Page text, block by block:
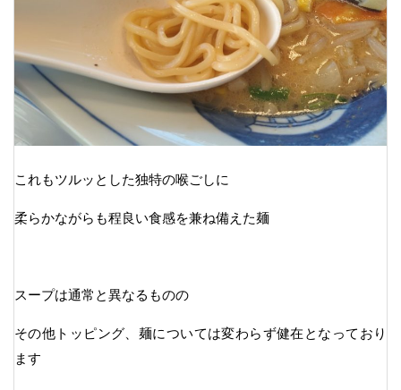
これもツルッとした独特の喉ごしに
柔らかながらも程良い食感を兼ね備えた麺
スープは通常と異なるものの
その他トッピング、麺については変わらず健在となっており
ます